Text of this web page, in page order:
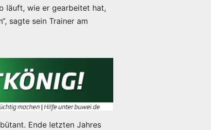
läuft, wie er gearbeitet hat,
sagte sein Trainer am
Ende letzten Jahres